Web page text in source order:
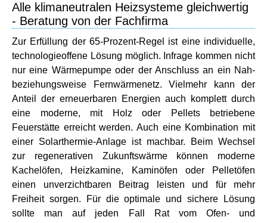
Alle klimaneutralen Heizsysteme gleichwertig
- Beratung von der Fachfirma
Zur Erfüllung der 65-Prozent-Regel ist eine individuelle,
technologieoffene Lösung möglich. Infrage kommen nicht
nur eine Wärmepumpe oder der Anschluss an ein Nah-
beziehungsweise Fernwärmenetz. Vielmehr kann der
Anteil der erneuerbaren Energien auch komplett durch
eine moderne, mit Holz oder Pellets betriebene
Feuerstätte erreicht werden. Auch eine Kombination mit
einer Solarthermie-Anlage ist machbar. Beim Wechsel
zur regenerativen Zukunftswärme können moderne
Kachelöfen, Heizkamine, Kaminöfen oder Pelletöfen
einen unverzichtbaren Beitrag leisten und für mehr
Freiheit sorgen. Für die optimale und sichere Lösung
sollte man auf jeden Fall Rat vom Ofen- und